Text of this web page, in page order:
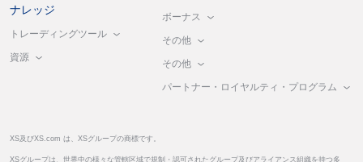
ナレッジ
トレーディングツール
資源
ボーナス
その他
その他
パートナー・ロイヤルティ・プログラム
XS及びXS.com は、XSグループの商標です。
XSグループは、世界中の様々な管轄区域で規制・認可されたグループ及びアライアンス組織を持つ多